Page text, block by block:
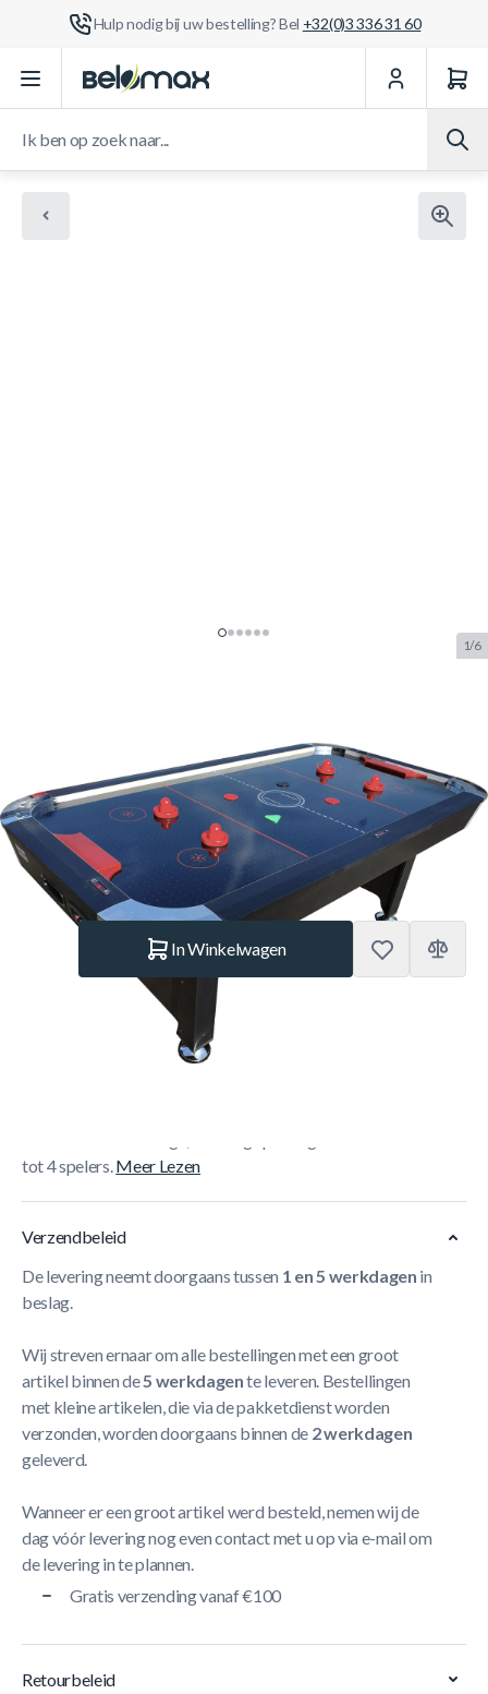
Hulp nodig bij uw bestelling? Bel +32(0)3 336 31 60
Ga naar de inhoud
1/6
Airhockeytafel Zwart / Zwart
7FT
SKU:TT.AC0057-BP Merk:TopTable
€ 519,85 Op voorraad
In Winkelwagen
tot 4 spelers.Meer Lezen
Verzendbeleid
De levering neemt doorgaans tussen 1 en 5 werkdagen in
beslag.
Wij streven ernaar om alle bestellingen met een groot
artikel binnen de5 werkdagente leveren. Bestellingen
met kleine artikelen, die via de pakketdienst worden
verzonden, worden doorgaans binnen de 2 werkdagen
geleverd.
Wanneer er een groot artikel werd besteld, nemen wij de
dag vóór levering nog even contact met u op via e-mail om
de levering in te plannen.
Gratis verzending vanaf €100
Retourbeleid